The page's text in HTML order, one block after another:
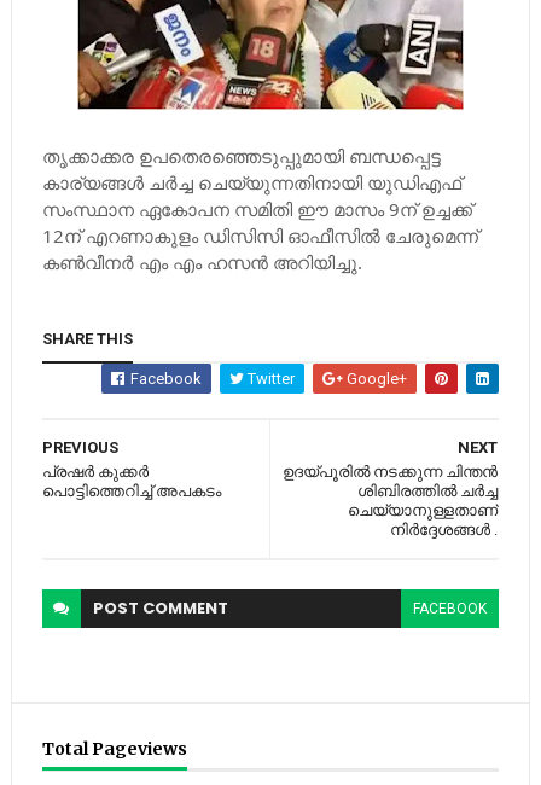
തൃക്കാക്കര ഉപതെരഞ്ഞെടുപ്പുമായി ബന്ധപ്പെട്ട
കാര്യങ്ങള്‍ ചര്‍ച്ച ചെയ്യുന്നതിനായി യുഡിഎഫ്
സംസ്ഥാന ഏകോപന സമിതി ഈ മാസം 9ന് ഉച്ചക്ക്
12ന് എറണാകുളം ഡിസിസി ഓഫീസില്‍ ചേരുമെന്ന്
കണ്‍വീനര്‍ എം എം ഹസന്‍ അറിയിച്ചു.
SHARE THIS
Facebook Twitter Google+
NEXT
ഉദയ്പൂരില്‍ നടക്കുന്ന ചിന്തന്‍
ശിബിരത്തില്‍ ചര്‍ച്ച
ചെയ്യാനുള്ളതാണ്
നിര്‍ദ്ദേശങ്ങള്‍ .
PREVIOUS
പ്രഷര്‍ കുക്കര്‍
പൊട്ടിത്തെറിച്ച്‌ അപകടം
POST COMMENT FACEBOOK
Total Pageviews